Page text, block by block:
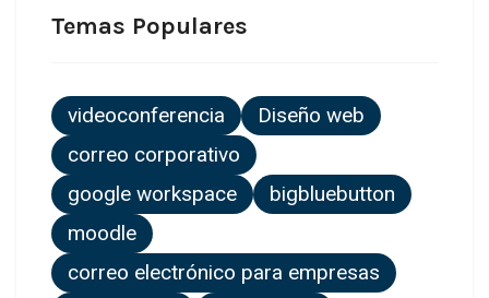
Temas Populares
videoconferencia
Diseño web
correo corporativo
google workspace
bigbluebutton
moodle
correo electrónico para empresas